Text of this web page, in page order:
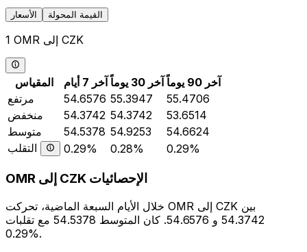
الأسعار القيمة المحولة
1 OMR إلى CZK
المقياس آخر 7 أيام آخر 30 يوماً
آخر 90 يوماً
مرتفع
54.6576 55.3947
55.4706
منخفض
54.3742 54.3742
53.6514
متوسط
54.5378 54.9253
54.6624
التقلب
0.29% 0.28% 0.29%
OMR إلى CZK الإحصائيات
خلال الأيام السبعة الماضية، تحركت OMR إلى CZK بين
54.3742 و 54.6576. كان المتوسط 54.5378 مع تقلبات
0.29%.